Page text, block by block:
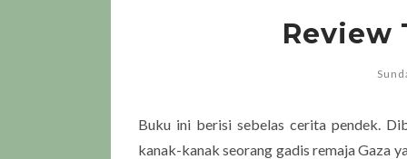
Review
Buku ini berisi sebelas cerita pendek.
kanak-kanak seorang gadis remaja Gaza